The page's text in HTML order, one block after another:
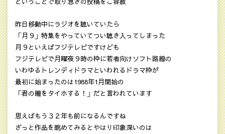
昨日移動中にラジオを聴いていたら
「月９」特集をやっていてつい聴き入ってしまった
月９といえばフジテレビですけども
フジテレビで月曜夜９時の枠に若者向けソフト路線の
いわゆるトレンディドラマといわれるドラマ枠が
最初に始まったのは1988年1月開始の
「君の瞳をタイホする！」だと言われています
思えばもう３２年も前になるんですね
ざっと作品を眺めてみるとやはり印象深いのは